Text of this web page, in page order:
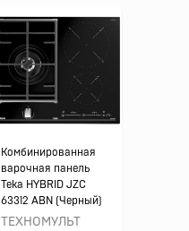
Комбинированная
варочная панель
Teka HYBRID JZC
63312 ABN (Черный)
ТЕХНОМУЛЬТ